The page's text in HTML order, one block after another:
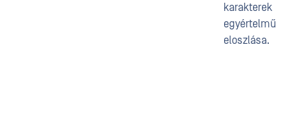
karakterek
egyértelmű
eloszlása.